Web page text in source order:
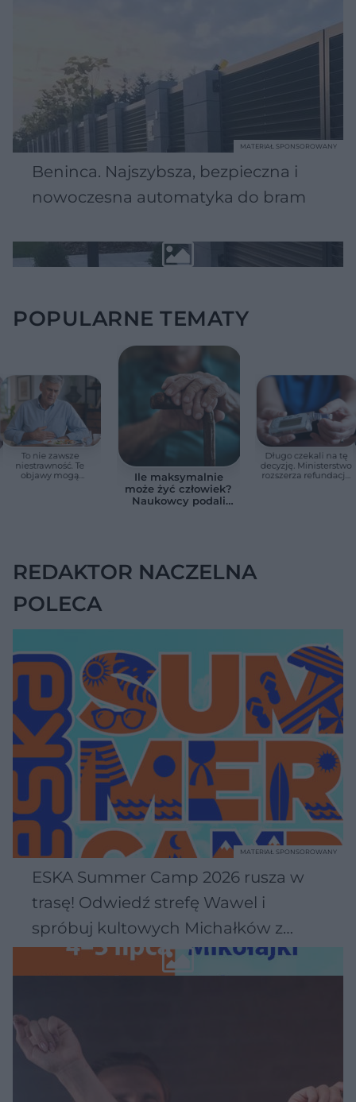
Beninca. Najszybsza, bezpieczna i
nowoczesna automatyka do bram
MATERIAŁ SPONSOROWANY
POPULARNE TEMATY
To nie zawsze
niestrawność. Te
objawy mogą
Ile maksymalnie
może żyć człowiek?
Naukowcy podali
Długo czekali na tę
decyzję. Ministerstwo
rozszerza refundację
REDAKTOR NACZELNA
POLECA
ESKA Summer Camp 2026 rusza w
trasę! Odwiedź strefę Wawel i
spróbuj kultowych Michałków z
Wawelu
MATERIAŁ SPONSOROWANY